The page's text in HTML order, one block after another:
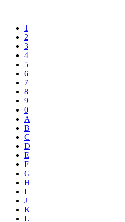
1
2
3
4
5
6
7
8
9
0
A
B
C
D
E
F
G
H
I
J
K
L